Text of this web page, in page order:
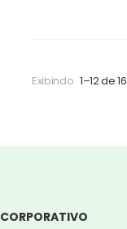
Exibindo 1–12 de 16
CORPORATIVO